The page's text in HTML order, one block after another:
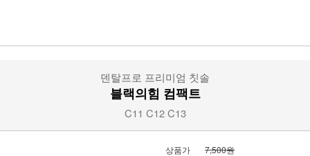
덴탈프로 프리미엄 칫솔
블랙의힘 컴팩트
C11 C12 C13
상품가 7,500원